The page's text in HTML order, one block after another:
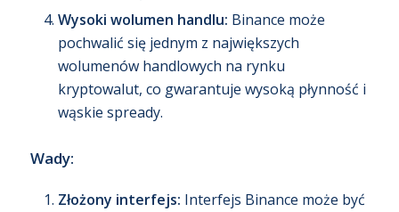
Wysoki wolumen handlu: Binance może
pochwalić się jednym z największych
wolumenów handlowych na rynku
kryptowalut, co gwarantuje wysoką płynność i
wąskie spready.
Wady:
Złożony interfejs: Interfejs Binance może być